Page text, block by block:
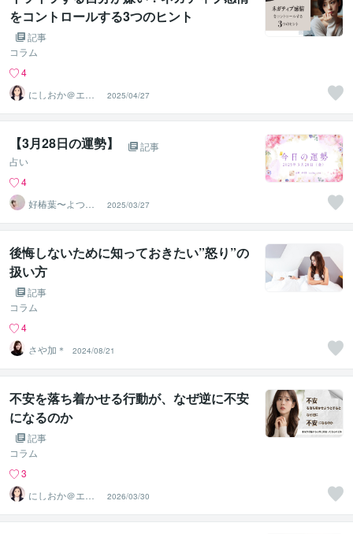
をコントロールする3つのヒント
記事
コラム
4
にしおか＠エン
パワメントカウ
ンセラー
2025/04/27
【3月28日の運勢】
記事
占い
4
好椿葉〜よつ
ば〜
2025/03/27
後悔しないために知っておきたい”怒り”の
扱い方
記事
コラム
4
さや加＊
2024/08/21
不安を落ち着かせる行動が、なぜ逆に不安
になるのか
記事
コラム
3
にしおか＠エン
パワメントカウ
ンセラー
2026/03/30